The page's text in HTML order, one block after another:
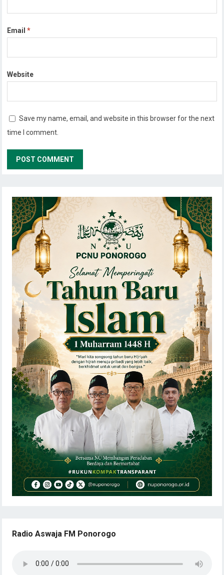
Email*
Website
Save my name, email, and website in this browser for the next
time I comment.
Radio Aswaja FM Ponorogo